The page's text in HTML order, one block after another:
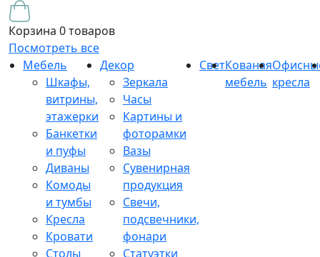
Корзина 0 товаров
Посмотреть все
Мебель
Шкафы,
витрины,
этажерки
Банкетки
и пуфы
Диваны
Комоды
и тумбы
Кресла
Кровати
Столы
Декор
Зеркала
Часы
Картины и
фоторамки
Вазы
Сувенирная
продукция
Свечи,
подсвечники,
фонари
Статуэтки
СветКованая
мебель кресла